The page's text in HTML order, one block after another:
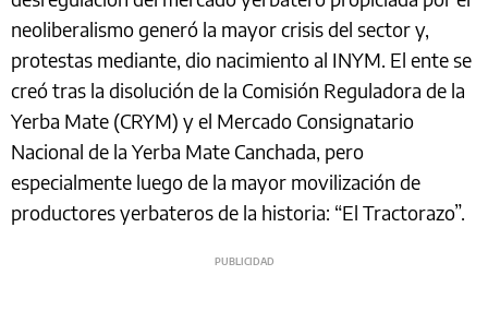
neoliberalismo generó la mayor crisis del sectory,
protestas mediante, dio nacimiento al INYM. El ente se
creó tras la disolución de la Comisión Reguladora de la
Yerba Mate (CRYM) y el Mercado Consignatario
Nacional de la Yerba Mate Canchada, pero
especialmente luego de la mayor movilización de
productores yerbateros de la historia: “El Tractorazo”.